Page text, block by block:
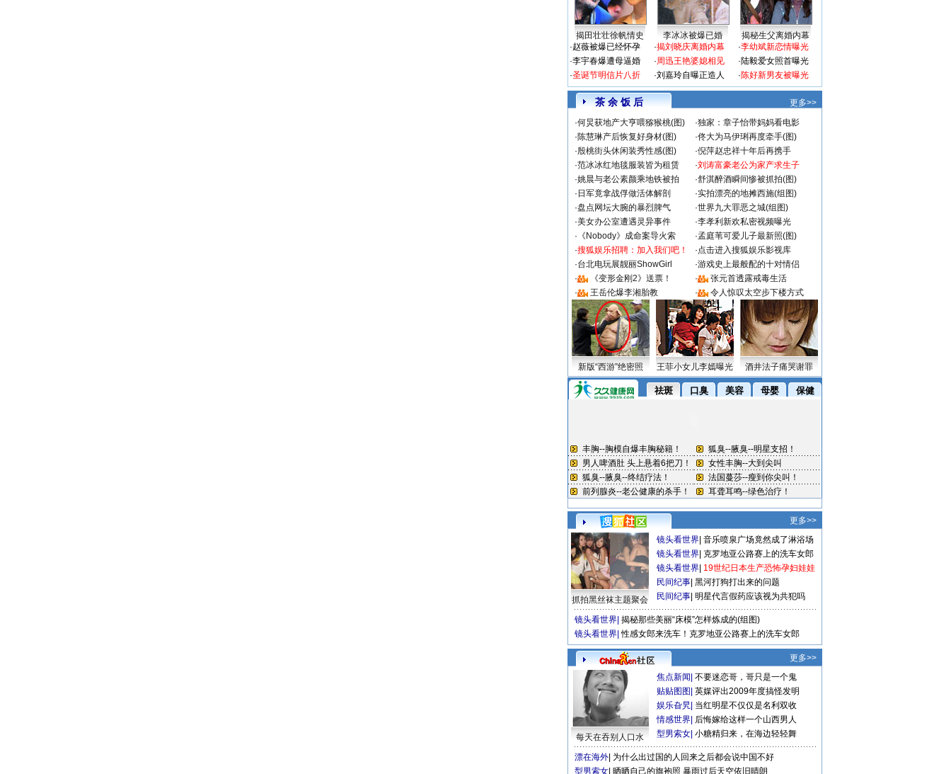
揭田壮壮徐帆情史 李冰冰被爆已婚
揭秘生父离婚内幕
·赵薇被爆已经怀孕
·李宇春爆遭母逼婚
·圣诞节明信片八折
·揭刘晓庆离婚内幕
·周迅王艳婆媳相见
·刘嘉玲自曝正造人
·李幼斌新恋情曝光
·陆毅爱女照首曝光
·陈好新男友被曝光
茶 余 饭 后
更多>>
·何炅获地产大亨喂猕猴桃(图) ·独家：章子怡带妈妈看电影
·陈慧琳产后恢复好身材(图) ·佟大为马伊琍再度牵手(图)
·殷桃街头休闲装秀性感(图) ·倪萍赵忠祥十年后再携手
·范冰冰红地毯服装皆为租赁 ·刘涛富豪老公为家产求生子
·姚晨与老公素颜乘地铁被拍 ·舒淇醉酒瞬间惨被抓拍(图)
· 日军竟拿战俘做活体解剖 ·实拍漂亮的地摊西施(组图)
·盘点网坛大腕的暴烈脾气 ·世界九大罪恶之城(组图)
·美女办公室遭遇灵异事件 ·李孝利新欢私密视频曝光
· 《Nobody》成命案导火索 ·孟庭苇可爱儿子最新照(图)
·搜狐娱乐招聘：加入我们吧！ ·点击进入搜狐娱乐影视库
·台北电玩展靓丽ShowGirl ·游戏史上最般配的十对情侣
·
《变形金刚2》送票！ ·
张元首透露戒毒生活
·
王岳伦爆李湘胎教 · 令人惊叹太空步下楼方式
新版“西游”绝密照 王菲小女儿李嫣曝光 酒井法子痛哭谢罪
更多>>
抓拍黑丝袜主题聚会
镜头看世界 音乐喷泉广场竟然成了淋浴场
镜头看世界 克罗地亚公路赛上的洗车女郎
镜头看世界 19世纪日本生产恐怖孕妇娃娃
民间纪事 黑河打狗打出来的问题
民间纪事 明星代言假药应该视为共犯吗
镜头看世界 揭秘那些美丽“床模”怎样炼成的(组图)
镜头看世界 性感女郎来洗车！克罗地亚公路赛上的洗车女郎
更多>>
每天在吞别人口水
焦点新闻 不要迷恋哥，哥只是一个鬼
贴贴图图 英媒评出2009年度搞怪发明
娱乐旮旯 当红明星不仅仅是名利双收
情感世界 后悔嫁给这样一个山西男人
型男索女 小糖精归来，在海边轻轻舞
漂在海外 为什么出过国的人回来之后都会说中国不好
型男索女 晒晒自己的旗袍照 暴雨过后天空依旧晴朗